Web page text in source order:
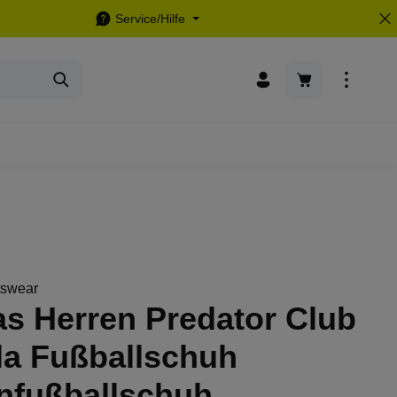
Service/Hilfe
Warenkorb
Herren Predator Club
Fußballschuh